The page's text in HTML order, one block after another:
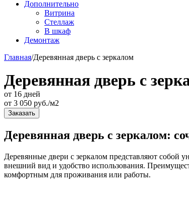
Дополнительно
Витрина
Стеллаж
В шкаф
Демонтаж
Главная/Деревянная дверь с зеркалом
Деревянная дверь с
от 16 дней
от 3 050 руб./м2
Заказать
Деревянная дверь с зеркалом:
Деревянные двери с зеркалом представляют собой
внешний вид и удобство использования.
комфортным для проживания или работы.